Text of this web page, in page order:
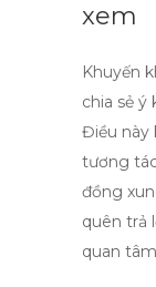
xem
Khuyến
chia sẻ ý
Điều này
tương
đồng
quên trả
quan